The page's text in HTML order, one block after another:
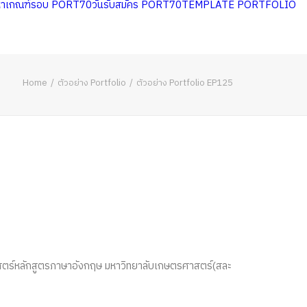
เกณฑ์รอบ PORT70วันรับสมัคร PORT70TEMPLATE PORTFOLIO
Home ตัวอย่าง Portfolio ตัวอย่าง Portfolio EP125
หลักสูตรภาษาอังกฤษ มหาวิทยาลับเกษตรศาสตร์(สละ